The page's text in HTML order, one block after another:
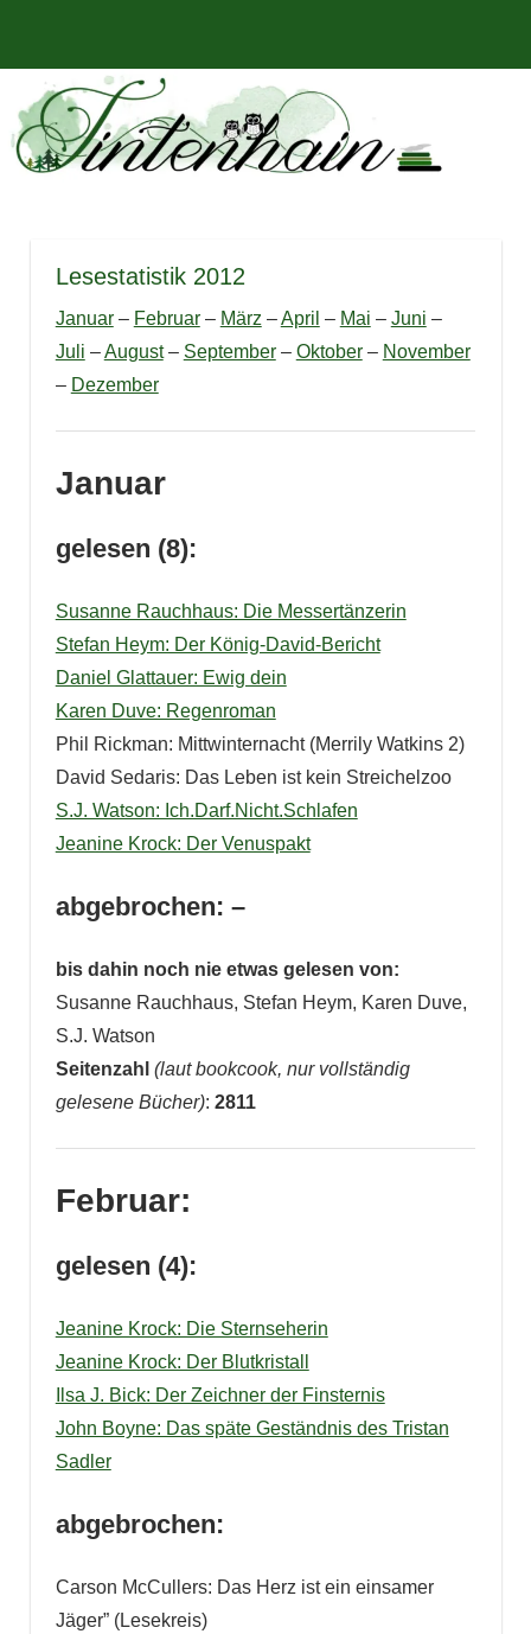
springen
Tintenhain
–
Der
Rezensionen
und
mehr
Lesestatistik 2012
Januar– Februar– März–April – Mai – Juni –
Juli –August– September– Oktober– November
– Dezember
Januar
gelesen (8):
Susanne Rauchhaus: Die Messertänzerin
Stefan Heym: Der König-David-Bericht
Daniel Glattauer: Ewig dein
Karen Duve: Regenroman
Phil Rickman: Mittwinternacht (Merrily Watkins 2)
David Sedaris: Das Leben ist kein Streichelzoo
S.J. Watson: Ich.Darf.Nicht.Schlafen
Jeanine Krock: Der Venuspakt
abgebrochen: –
bis dahin noch nie etwas gelesen von:
Susanne Rauchhaus, Stefan Heym, Karen Duve,
S.J. Watson
Seitenzahl (laut bookcook, nur vollständig
gelesene Bücher): 2811
Februar:
gelesen (4):
Jeanine Krock: Die Sternseherin
Jeanine Krock: Der Blutkristall
Ilsa J. Bick: Der Zeichner der Finsternis
John Boyne: Das späte Geständnis des Tristan
Sadler
abgebrochen:
Carson McCullers: Das Herz ist ein einsamer
Jäger” (Lesekreis)